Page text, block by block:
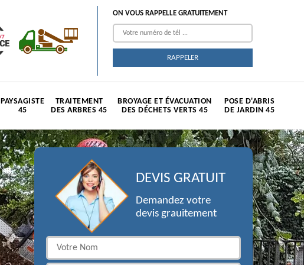
ON VOUS RAPPELLE GRATUITEMENT
PAYSAGISTE
45
TRAITEMENT
DES ARBRES 45
BROYAGE ET ÉVACUATION
DES DÉCHETS VERTS 45
POSE D'ABRIS
DE JARDIN 45
DEVIS GRATUIT
Demandez votre
devis grauitement